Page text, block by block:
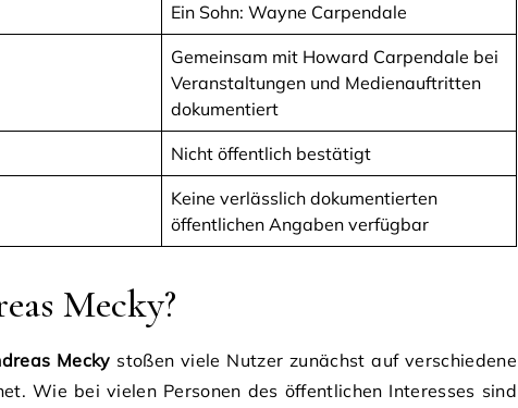
Ein Sohn: Wayne Carpendale
Gemeinsam mit Howard Carpendale bei
Veranstaltungen und Medienauftritten
dokumentiert
Nicht öffentlich bestätigt
Keine verlässlich dokumentierten
öffentlichen Angaben verfügbar
Mecky?
Mecky stoßen viele Nutzer zunächst auf verschiedene
Wie bei vielen Personen des öffentlichen Interesses sind